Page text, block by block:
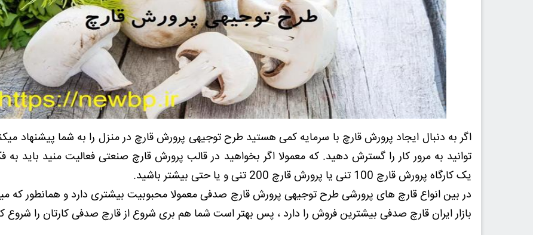
اگر به دنبال ایجاد پرورش قارچ با سرمایه کمی هستید طرح توجیهی پرورش قارچ در منزل را به شما پیشنهاد
توانید به مرور کار را گسترش دهید. که معمولا اگر بخواهید در قالب پرورش قارچ صنعتی فعالیت منید باید به
یک کارگاه پرورش قارچ 100 تنی یا پرورش قارچ 200 تنی و یا حتی بیشتر باشید.
در بین انواع قارچ های پرورشی طرح توجیهی پرورش قارچ صدفی معمولا محبوبیت بیشتری دارد و همانطور که
بازار ایران قارچ صدفی بیشترین فروش را دارد ، پس بهتر است شما هم بری شروع از قارچ صدفی کارتان را شروع